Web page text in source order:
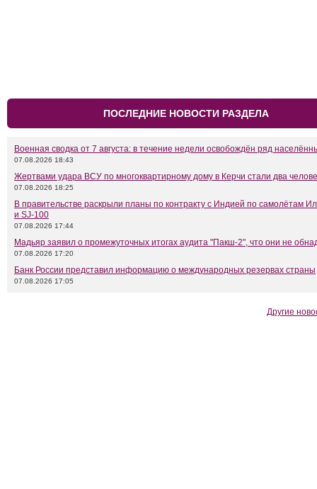
ПОСЛЕДНИЕ НОВОСТИ РАЗДЕЛА
Военная сводка от 7 августа: в течение недели освобождён ряд
07.08.2026 18:43
Жертвами удара ВСУ по многоквартирному дому в Керчи стали два
07.08.2026 18:25
В правительстве раскрыли планы по контракту с Индией по самолётам
и SJ-100
07.08.2026 17:44
Мадьяр заявил о промежуточных итогах аудита "Пакш-2", что они не
07.08.2026 17:20
Банк России представил информацию о международных резервах страны
07.08.2026 17:05
Другие